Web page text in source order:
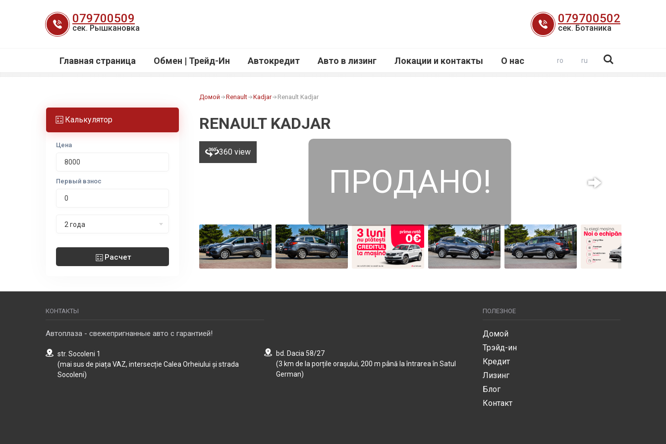
содержанию
079700509
сек. Рышкановка
079700502
сек. Ботаника
Главная страница Обмен | Трейд-Ин Автокредит Авто в лизинг Локации и контакты О нас ro ru
Калькулятор
Цена
Первый взнос
2 года
Расчет
Домой Renault Kadjar Renault Kadjar
RENAULT KADJAR
360 view
ПРОДАНО!
КОНТАКТЫ
Автоплаза - свежепригнанные авто с гарантией!
str. Socoleni 1
(mai sus de piața VAZ, intersecție Calea Orheiului și strada
Socoleni)
bd. Dacia 58/27
(3 km de la porțile orașului, 200 m până la întrarea în Satul
German)
ПОЛЕЗНОЕ
Домой
Трэйд-ин
Кредит
Лизинг
Блог
Контакт